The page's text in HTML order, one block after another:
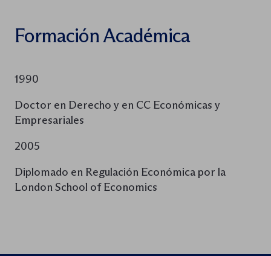
Formación Académica
1990
Doctor en Derecho y en CC Económicas y
Empresariales
2005
Diplomado en Regulación Económica por la
London School of Economics